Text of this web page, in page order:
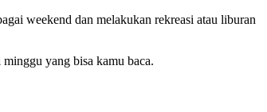
weekend dan melakukan rekreasi atau liburan
yang bisa kamu baca.